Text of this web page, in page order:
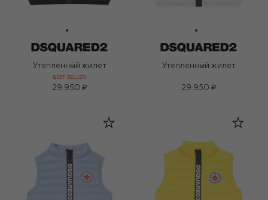
Утепленный жилет
BEST-SELLER
29 950 ₽
Утепленный жилет
29 950 ₽